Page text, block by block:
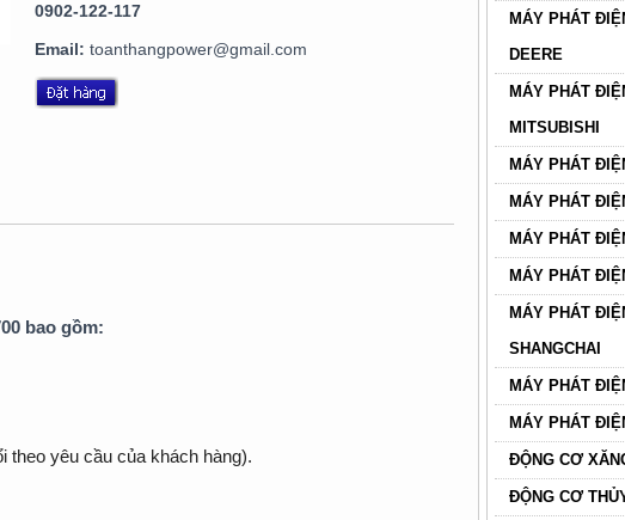
0902-122-117
Email: toanthangpower@gmail.com
bao gồm:
yêu cầu của khách hàng).
MÁY PHÁT
DEERE
MÁY PHÁT
MITSUBISHI
MÁY PHÁT
MÁY PHÁT
MÁY PHÁT
MÁY PHÁT
MÁY PHÁT
SHANGCHAI
MÁY PHÁT
MÁY PHÁT
ĐỘNG CƠ
ĐỘNG CƠ